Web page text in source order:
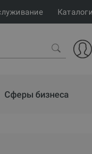
Каталоги
Сферы бизнеса